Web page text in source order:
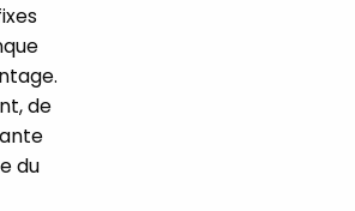
de
du